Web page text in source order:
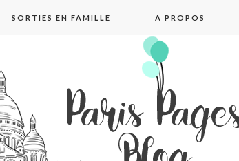
SORTIES EN FAMILLE A PROPOS
blog